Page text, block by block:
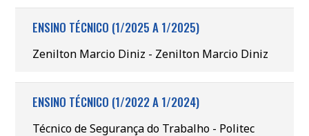
ENSINO TÉCNICO (1/2025 A 1/2025)
Zenilton Marcio Diniz - Zenilton Marcio Diniz
ENSINO TÉCNICO (1/2022 A 1/2024)
Técnico de Segurança do Trabalho - Politec